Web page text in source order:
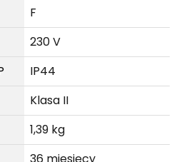
F
230 V
IP44
Klasa II
1,39 kg